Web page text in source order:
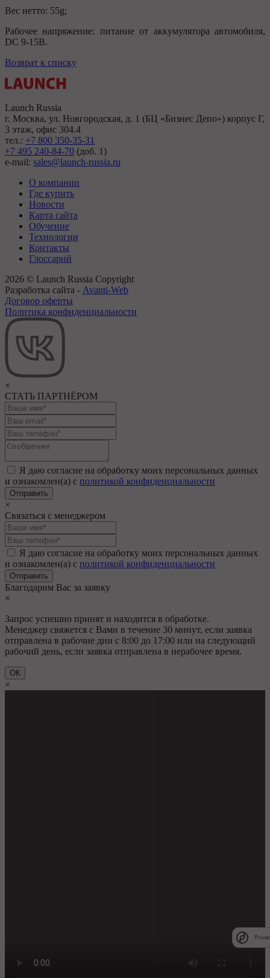
Вес нетто: 55g;
Рабочее напряжение: питание от аккумулятора автомобиля,
DC 9-15В.
Возврат к списку
Launch Russia
г. Москва, ул. Новгородская, д. 1 (БЦ «Бизнес Депо») корпус Г,
3 этаж, офис 304.4
тел.: +7 800 350-35-31
+7 495 240-84-70 (доб. 1)
e-mail: sales@launch-russia.ru
О компании
Где купить
Новости
Карта сайта
Обучение
Технологии
Контакты
Глоссарий
2026 © Launch Russia Copyright
Разработка сайта - Avanti-Web
Договор оферты
Политика конфиденциальности
×
СТАТЬ ПАРТНЁРОМ
Я даю согласие на обработку моих персональных данных
и ознакомлен(а) с политикой конфиденциальности
×
Связаться с менеджером
Я даю согласие на обработку моих персональных данных
и ознакомлен(а) с политикой конфиденциальности
Благодарим Вас за заявку
×
Запрос успешно принят и находится в обработке.
Менеджер свяжется с Вами в течение 30 минут, если заявка
отправлена в рабочие дни с 8:00 до 17:00 или на следующий
рабочий день, если заявка отправлена в нерабочее время.
ОК
×